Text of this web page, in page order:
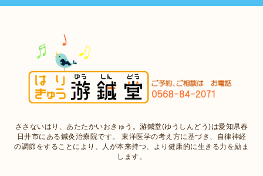
ささないはり、あたたかいおきゅう。游鍼堂(ゆうしんどう)は愛知県春
日井市にある鍼灸治療院です。 東洋医学の考え方に基づき、自律神経
の調節をすることにより、人が本来持つ、より健康的に生きる力を励ま
します。